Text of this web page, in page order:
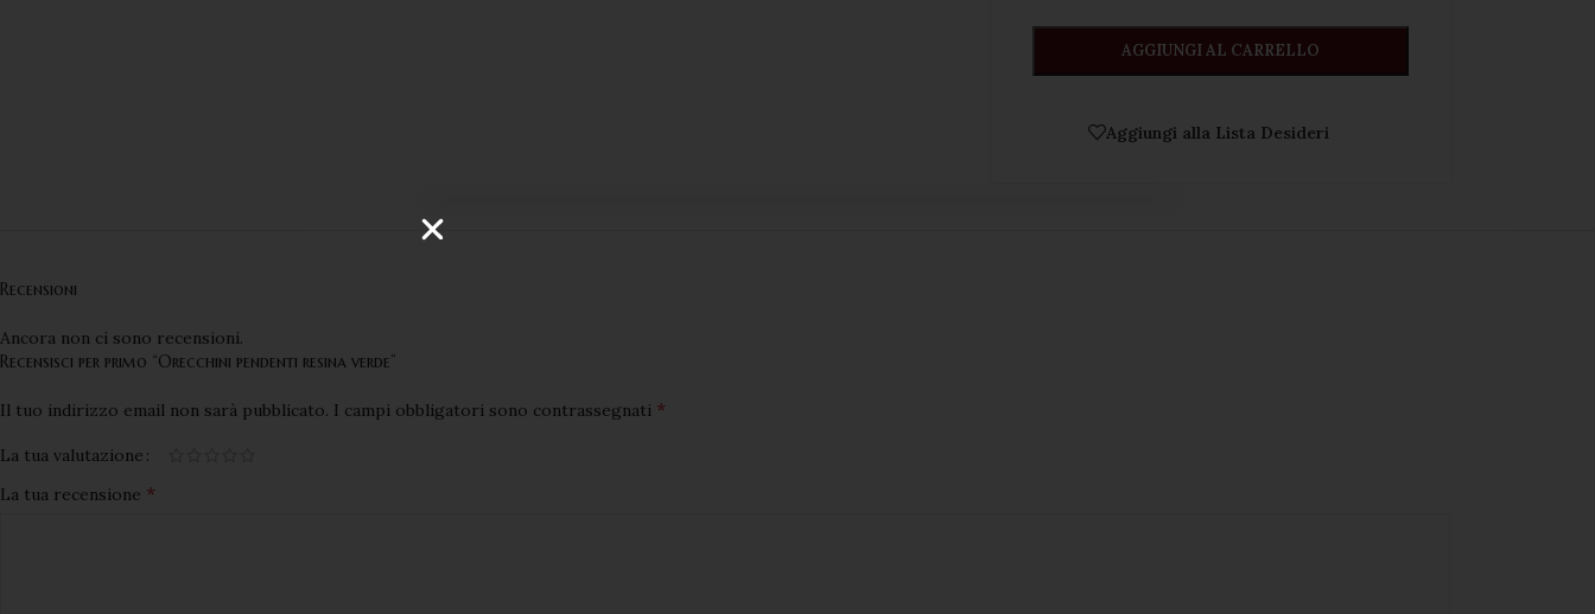
AGGIUNGI AL CARRELLO
Aggiungi alla Lista Desideri
Recensioni
Ancora non ci sono recensioni.
Recensisci per primo “Orecchini pendenti resina verde”
Il tuo indirizzo email non sarà pubblicato. I campi obbligatori sono contrassegnati *
La tua valutazione
La tua recensione *